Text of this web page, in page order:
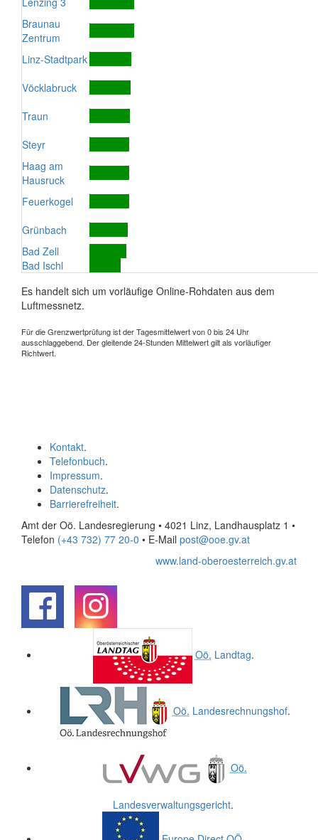
Braunau
Zentrum
Linz-Stadtpark
Vöcklabruck
Traun
Steyr
Haag am
Hausruck
Feuerkogel
Grünbach
Bad Zell
Bad Ischl
Es handelt sich um vorläufige Online-Rohdaten aus dem
Luftmessnetz.
Für die Grenzwertprüfung ist der Tagesmittelwert von 0 bis 24 Uhr
ausschlaggebend. Der gleitende 24-Stunden Mittelwert gilt als vorläufiger
Richtwert.
Kontakt.
Telefonbuch.
Impressum.
Datenschutz.
Barrierefreiheit.
Amt der Oö. Landesregierung • 4021 Linz, Landhausplatz 1 •
Telefon (+43 732) 77 20-0 • E-Mail post@ooe.gv.at
www.land-oberoesterreich.gv.at
Oö. Landtag.
Oö. Landesrechnungshof.
Oö.
Landesverwaltungsgericht.